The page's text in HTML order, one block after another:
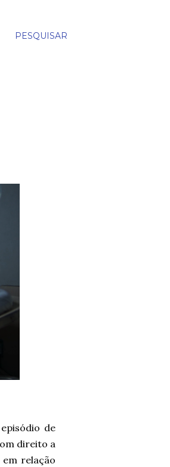
PESQUISAR
de
direito a
relação